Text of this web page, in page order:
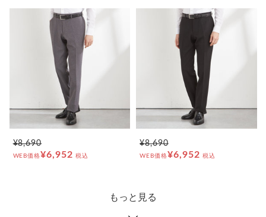
¥8,690
WEB価格¥6,952 税込
¥8,690
WEB価格¥6,952 税込
もっと見る